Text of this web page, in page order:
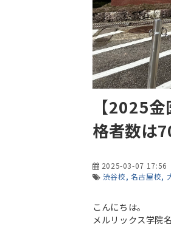
【2025
格者数は
2025-03-07 17:56
渋谷校 名古屋校
こんにちは。
メルリックス学院